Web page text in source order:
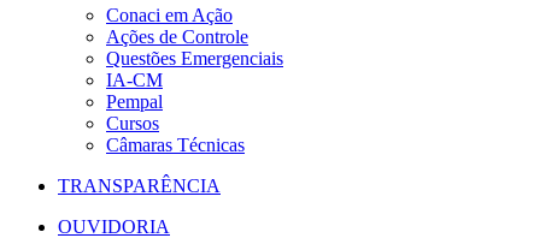
Conaci em Ação
Ações de Controle
Questões Emergenciais
IA-CM
Pempal
Cursos
Câmaras Técnicas
TRANSPARÊNCIA
OUVIDORIA